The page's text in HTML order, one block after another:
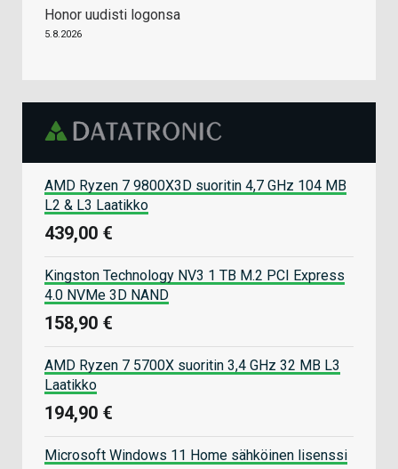
Honor uudisti logonsa
5.8.2026
AMD Ryzen 7 9800X3D suoritin 4,7 GHz 104 MB
L2 & L3 Laatikko
439,00 €
Kingston Technology NV3 1 TB M.2 PCI Express
4.0 NVMe 3D NAND
158,90 €
AMD Ryzen 7 5700X suoritin 3,4 GHz 32 MB L3
Laatikko
194,90 €
Microsoft Windows 11 Home sähköinen lisenssi